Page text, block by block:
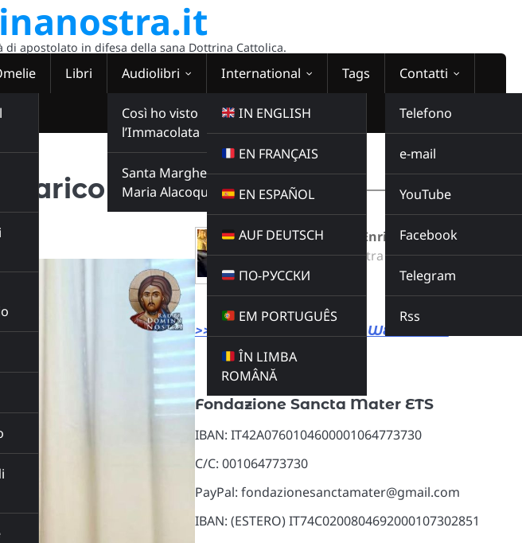
apostolato in difesa della sana Dottrina Cattolica.
Libri Audiolibri
Così ho visto
l’Immacolata
Santa Margherita
Maria Alacoque
International
IN ENGLISH
EN FRANÇAIS
EN ESPAÑOL
AUF DEUTSCH
ПО-РУССКИ
EM PORTUGUÊS
ÎN LIMBA
ROMÂNĂ
Tags Contatti
Telefono
e-mail
YouTube
Facebook
Telegram
Rss
di P.
WEBRADIO
00:00:00
Catechesi di don Enrico Bernasconi
Radio Domina Nostra
CATECHESI
Buy this album
>>> LINK DIRETTO ALLA WEBRADIO
Donazioni
Fondazione Sancta Mater ETS
IBAN: IT42A0760104600001064773730
C/C: 001064773730
PayPal: fondazionesanctamater@gmail.com
IBAN: (ESTERO) IT74C0200804692000107302851